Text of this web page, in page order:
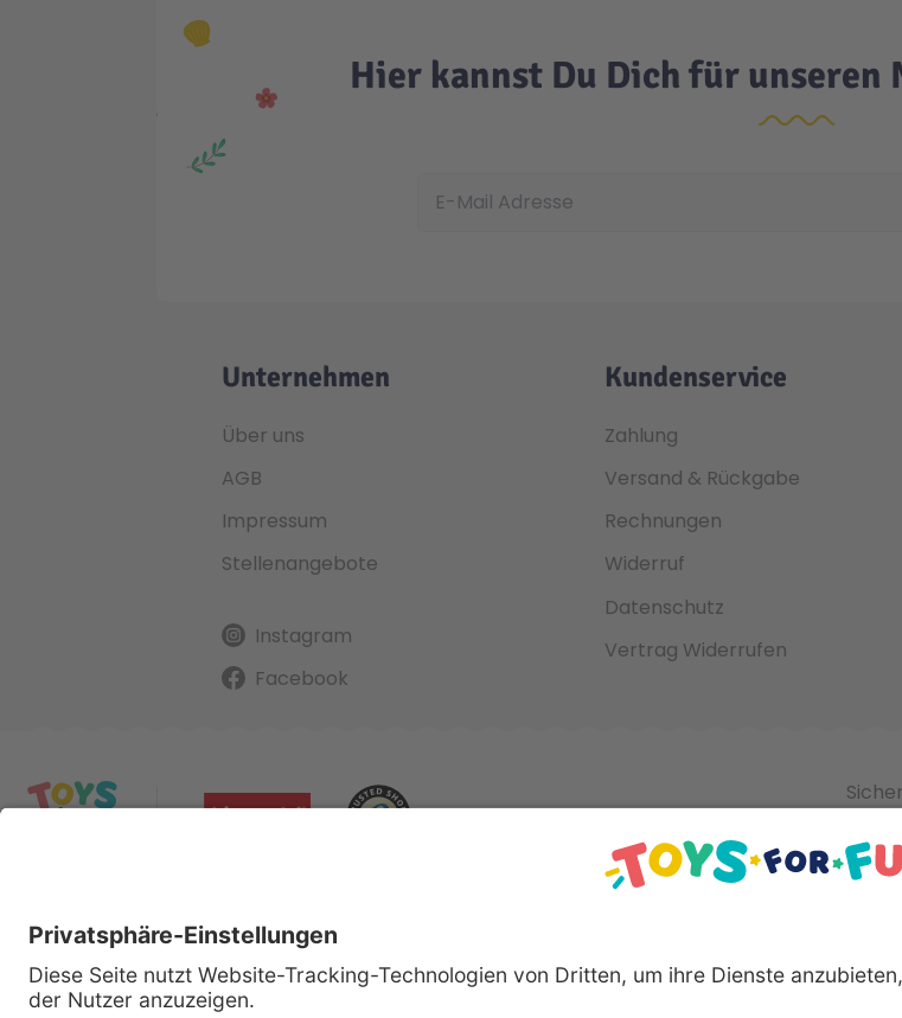
Hier kannst Du Dich für unseren
Unternehmen
Über uns
AGB
Impressum
Stellenangebote
Instagram
Facebook
Kundenservice
Zahlung
Versand & Rückgabe
Rechnungen
Widerruf
Datenschutz
Vertrag Widerrufen